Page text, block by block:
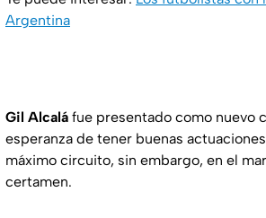
Argentina
Gil Alcalá fue presentado como nuevo
esperanza de tener buenas
máximo circuito, sin embargo, en el
certamen.